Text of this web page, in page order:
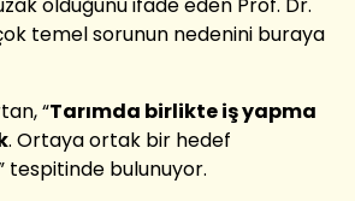
temel sorunun nedenini buraya
“Tarımda birlikte iş yapma
. Ortaya ortak bir hedef
tespitinde bulunuyor.